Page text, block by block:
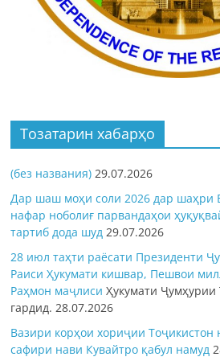
Тозатарин хабарҳо
(без названия) 29.07.2026
Дар шаш моҳи соли 2026 дар шаҳри
нафар ноболиғ парвандаҳои
тартиб дода шуд 29.07.2026
28 июл таҳти раёсати Президенти
Раиси Ҳукумати кишвар, Пешвои
Раҳмон маҷлисиҲукумати Ҷумҳурии
гардид.28.07.2026
Вазири корҳои хориҷии Тоҷикистон
сафири нави Кувайтро қабул намуд